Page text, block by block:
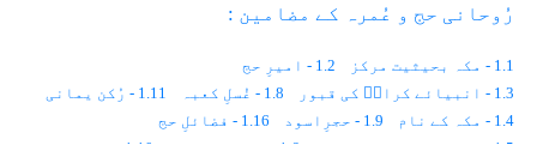
رُوحانی حج و عُمرہ کے مضامین :
1.1 - مکہ بحیثیت مرکز
1.2 - امیرِ حج
1.3 - انبیائے کرامؑ کی قبور
1.8 - غُسلِ کعبہ
1.11 - رُکن یمانی
1.4 - مکہ کے نام
1.9 - حجرِاسود
1.16 - فضائلِ حج